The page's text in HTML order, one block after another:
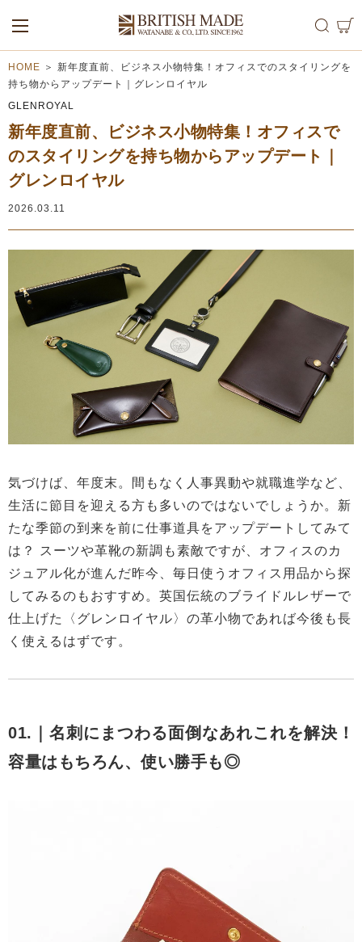
ALL MEN
WOMEN
HOME ＞ 新年度直前、ビジネス小物特集！オフィスでのスタイリングを
持ち物からアップデート｜グレンロイヤル
GLENROYAL
新年度直前、ビジネス小物特集！オフィスで
のスタイリングを持ち物からアップデート｜
グレンロイヤル
2026.03.11
気づけば、年度末。間もなく人事異動や就職進学など、
生活に節目を迎える方も多いのではないでしょうか。新
たな季節の到来を前に仕事道具をアップデートしてみて
は？ スーツや革靴の新調も素敵ですが、オフィスのカ
ジュアル化が進んだ昨今、毎日使うオフィス用品から探
してみるのもおすすめ。英国伝統のブライドルレザーで
仕上げた〈グレンロイヤル〉の革小物であれば今後も長
く使えるはずです。
01.｜名刺にまつわる面倒なあれこれを解決！
容量はもちろん、使い勝手も◎